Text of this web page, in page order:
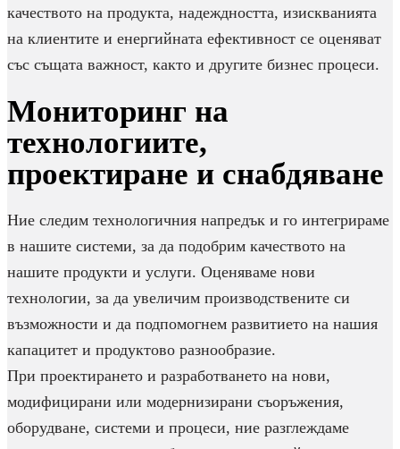
качеството на продукта, надеждността, изискванията
на клиентите и енергийната ефективност се оценяват
със същата важност, както и другите бизнес процеси.
Мониторинг на
технологиите,
проектиране и снабдяване
Ние следим технологичния напредък и го интегрираме
в нашите системи, за да подобрим качеството на
нашите продукти и услуги. Оценяваме нови
технологии, за да увеличим производствените си
възможности и да подпомогнем развитието на нашия
капацитет и продуктово разнообразие.
При проектирането и разработването на нови,
модифицирани или модернизирани съоръжения,
оборудване, системи и процеси, ние разглеждаме